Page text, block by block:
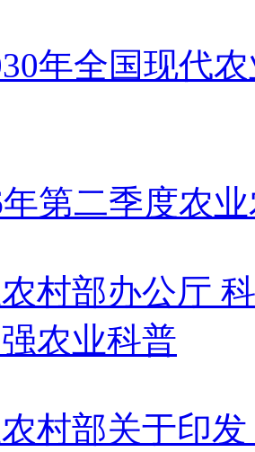
年全国现代
年第二季度农
村部办公厅
农业科普
村部关于印